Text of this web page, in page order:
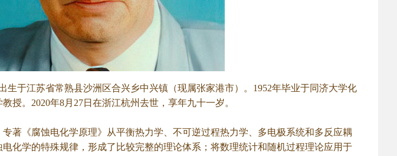
生于江苏省常熟县沙洲区合兴乡中兴镇（现属张家港市）。1952年毕业于同济大学化
授。2020年8月27日在浙江杭州去世，享年九十一岁。
《腐蚀电化学原理》从平衡热力学、不可逆过程热力学、多电极系统和多反应耦
化学的特殊规律，形成了比较完整的理论体系；将数理统计和随机过程理论应用于